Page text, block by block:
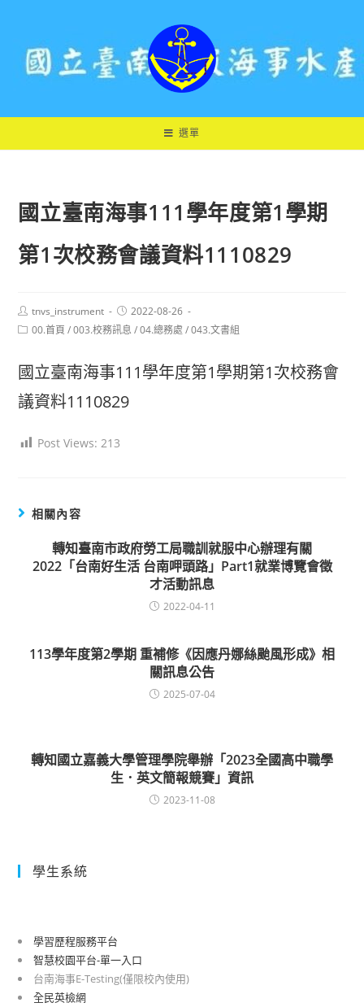
選單
國立臺南海事111學年度第1學期
第1次校務會議資料1110829
Post
author:
tnvs_instrument
Post
published:
2022-08-26
Post00.首頁 / 003.校務訊息 / 04.總務處 / 043.文書組
國立臺南海事111學年度第1學期第1次校務會
議資料1110829
Post Views: 213
相關內容
轉知臺南市政府勞工局職訓就服中心辦理有關
2022「台南好生活 台南呷頭路」Part1就業博覽會徵
才活動訊息
2022-04-11
113學年度第2學期 重補修《因應丹娜絲颱風形成》相
關訊息公告
2025-07-04
轉知國立嘉義大學管理學院舉辦「2023全國高中職學
生．英文簡報競賽」資訊
2023-11-08
學生系統
學習歷程服務平台
智慧校園平台-單一入口
台南海事E-Testing(僅限校內使用)
全民英檢網